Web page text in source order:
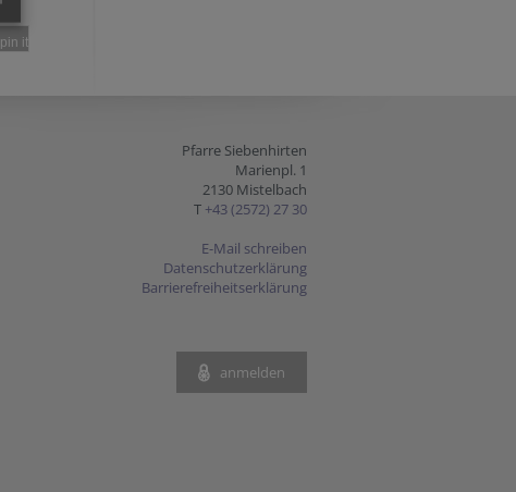
pin it
Pfarre Siebenhirten
Marienpl. 1
2130 Mistelbach
T +43 (2572) 27 30
E-Mail schreiben
Datenschutzerklärung
Barrierefreiheitserklärung
anmelden